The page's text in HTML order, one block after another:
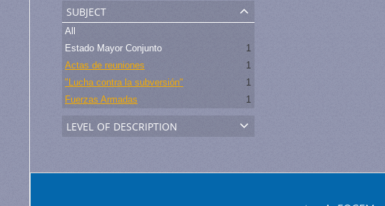
subject
All
Estado Mayor Conjunto
1
Actas de reuniones
1
"Lucha contra la subversión"
1
Fuerzas Armadas
1
level of description